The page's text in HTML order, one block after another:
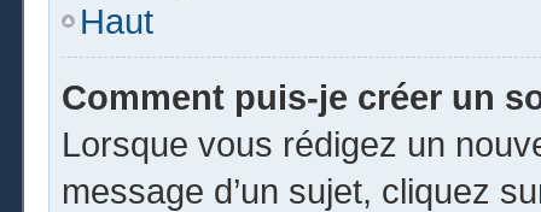
Haut
Comment puis-je créer un
Lorsque vous rédigez un
message d’un sujet, cliquez